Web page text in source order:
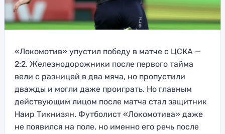
«Локомотив» упустил победу в матче с ЦСКА —
2:2. Железнодорожники после первого тайма
вели с разницей в два мяча, но пропустили
дважды и могли даже проиграть. Но главным
действующим лицом после матча стал защитник
Наир Тикнизян. Футболист «Локомотива» даже
не появился на поле, но именно его речь после